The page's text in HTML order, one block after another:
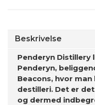
Beskrivelse
Penderyn Distillery
Penderyn,
Beacons, hvor
destilleri. Det er
og dermed